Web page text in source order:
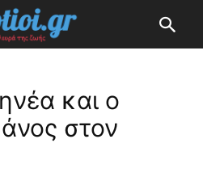
και ο
στον